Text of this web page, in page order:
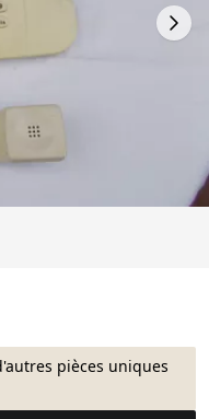
pièces uniques